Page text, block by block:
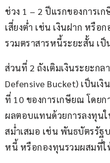
ช่วง 1 – 2 ปีแรกของการ
เสี่ยงต่ำ เช่น เงินฝาก หรือ
รวมตราสารหนี้ระยะสั้น เ
ส่วนที่ 2 ถังเติมเงินระยะก
Defensive Bucket) เป็นเ
ที่ 10 ของการเกษียณ โดย
ผลตอบแทนด้วยการลงทุน
สม่ำเสมอ เช่น พันธบัตรรัฐ
หนี้ หรือกองทุนรวมผสมที่ใ